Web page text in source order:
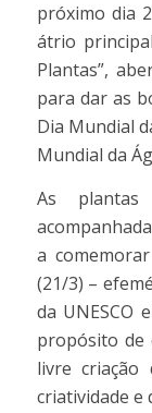
próximo dia
átrio
Plantas”,
para dar as
Dia Mundial
Mundial da
As plantas
a
(21/3) –
da UNESCO
propósito de
livre criação
criatividade e